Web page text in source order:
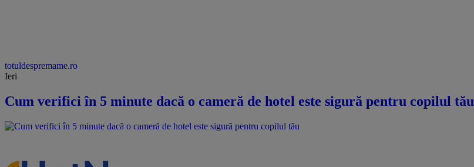
totuldespremame.ro
Ieri
Cum verifici în 5 minute dacă o cameră de hotel este sigură pentru copilul tău